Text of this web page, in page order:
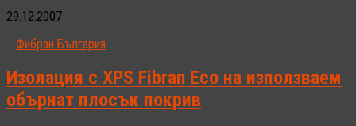
29.12.2007
Фибран България
Изолация с XPS Fibran Eco на използваем
обърнат плосък покрив